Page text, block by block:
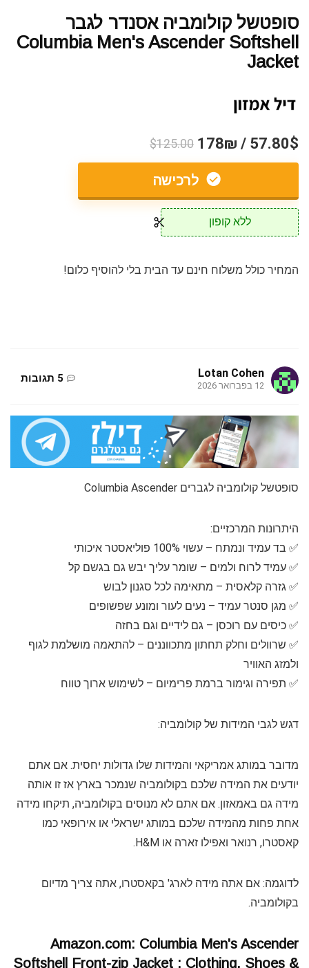
סופטשל קולומביה אסנדר לגבר
Columbia Men's Ascender Softshell
Jacket
57.80$ / 178₪
$125.00
לרכישה
ללא קופון
המחיר כולל משלוח חינם עד הבית בלי להוסיף כלום!
Lotan Cohen
12 בפברואר 2026
5 תגובות
סופטשל קולומביה לגברים Columbia Ascender
היתרונות המרכזיים:
✅ בד עמיד ונמתח – עשוי 100% פוליאסטר איכותי
✅ עמיד לרוח ולמים – שומר עליך יבש גם בגשם קל
✅ גזרה קלאסית – מתאימה לכל סגנון לבוש
✅ מגן סנטר עמיד – נעים לעור ומונע שפשופים
✅ כיסים עם רוכסן – גם לידיים וגם בחזה
✅ שרוולים וחלק תחתון מתכווננים – להתאמה מושלמת לגוף
ולמזג האוויר
✅ תפירה וגימור ברמת פרימיום – לשימוש ארוך טווח
דגש לגבי המידות של קולומביה:
מדובר במותג אמריקאי והמידות שלו גדולות יחסית. אם אתם
יודעים את המידה שלכם בקולומביה שנמכר בארץ אז זו אותה
מידה גם באמאזון. אם אתם לא מנוסים בקולומביה, תיקחו מידה
אחת פחות מהמידה שלכם במותג ישראלי או אירופאי כמו
קאסטרו, רנואר ואפילו זארה או H&M.
לדוגמה: אם אתה מידה לארג' בקאסטרו, אתה צריך מדיום
בקולומביה.
Amazon.com: Columbia Men's Ascender
Softshell Front-zip Jacket : Clothing, Shoes &